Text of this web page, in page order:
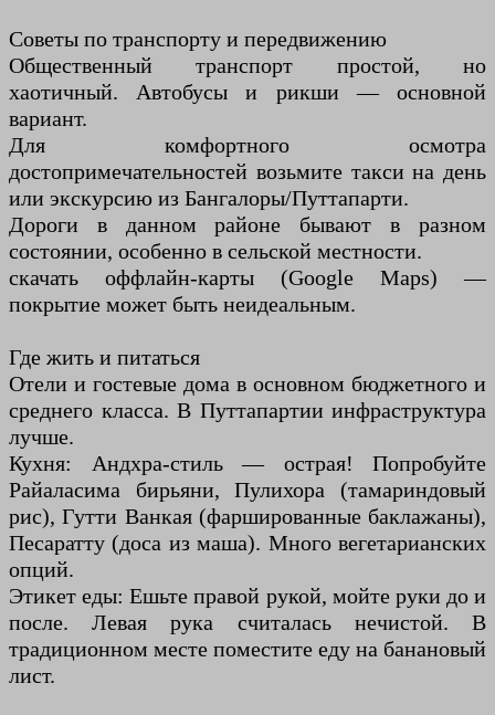
Советы по транспорту и передвижению
Общественный транспорт простой, но
хаотичный. Автобусы и рикши — основной
вариант.
Для комфортного осмотра
достопримечательностей возьмите такси на день
или экскурсию из Бангалоры/Путтапарти.
Дороги в данном районе бывают в разном
состоянии, особенно в сельской местности.
скачать оффлайн-карты (Google Maps) —
покрытие может быть неидеальным.
Где жить и питаться
Отели и гостевые дома в основном бюджетного и
среднего класса. В Путтапартии инфраструктура
лучше.
Кухня: Андхра-стиль — острая! Попробуйте
Райаласима бирьяни, Пулихора (тамариндовый
рис), Гутти Ванкая (фаршированные баклажаны),
Песаратту (доса из маша). Много вегетарианских
опций.
Этикет еды: Ешьте правой рукой, мойте руки до и
после. Левая рука считалась нечистой. В
традиционном месте поместите еду на банановый
лист.